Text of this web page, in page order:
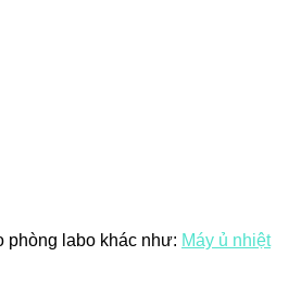
phòng labo khác như: Máy ủ nhiệt